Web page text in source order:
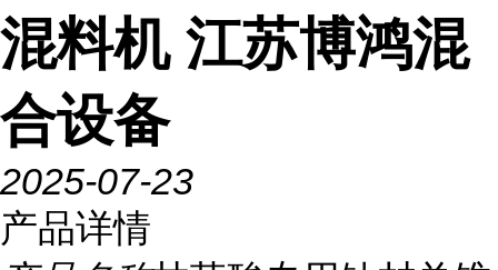
混料机 江苏博鸿混
合设备
2025-07-23
产品详情